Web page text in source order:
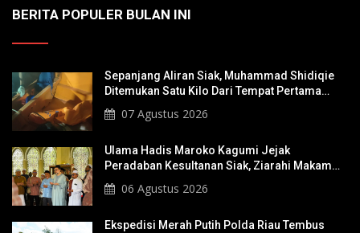
BERITA POPULER BULAN INI
Sepanjang Aliran Siak, Muhammad Shidiqie
Ditemukan Satu Kilo Dari Tempat Pertama
Tenggelam
07 Agustus 2026
Ulama Hadis Maroko Kagumi Jejak
Peradaban Kesultanan Siak, Ziarahi Makam
Sultan Hingga Pendiri Pekanbaru
06 Agustus 2026
Ekspedisi Merah Putih Polda Riau Tembus